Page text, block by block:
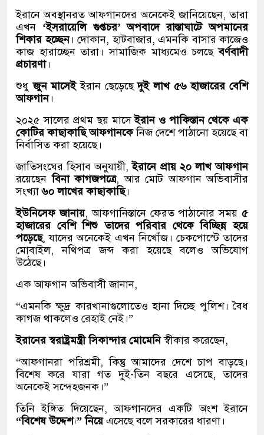
ইরানে অবস্থানরত আফগানদের অনেকেই জানিয়েছেন, তারা
এখন ‘ইসরায়েলি গুপ্তচর’ অপবাদে রাস্তাঘাটে অপমানের
শিকার হচ্ছেন। দোকান, হাটবাজার, এমনকি বাসার কাজেও
কাজ হারাচ্ছেন তারা। সামাজিক মাধ্যমেও চলছেবর্ণবাদী
প্রচারণা।
শুধুজুন মাসেইইরান ছেড়েছেদুই লাখ ৫৬ হাজারের বেশি
আফগান।
২০২৫ সালের প্রথম ছয় মাসেইরান ও পাকিস্তান থেকে এক
কোটির কাছাকাছি আফগানকেনিজ দেশে পাঠানো হয়েছে বা
নির্বাসিত করা হয়েছে।
জাতিসংঘের হিসাব অনুযায়ী,ইরানে প্রায় ২০ লাখ আফগান
রয়েছেনবিনা কাগজপত্রে, আর মোট আফগান অভিবাসীর
সংখ্যা৬০ লাখের কাছাকাছি।
ইউনিসেফ জানায়, আফগানিস্তানে ফেরত পাঠানোর সময়৫
হাজারের বেশি শিশু তাদের পরিবার থেকে বিচ্ছিন্ন হয়ে
পড়েছে, যাদের অনেকেই এখন নিখোঁজ। চেকপোস্টে তাদের
মোবাইল, নথিপত্র জব্দ করা হয়েছে বলেও অভিযোগ
উঠেছে।
এক আফগান অভিবাসী জানান,
“এমনকি ক্ষুদ্র কারখানাগুলোতেও হানা দিচ্ছে পুলিশ। বৈধ
কাগজ থাকলেও রেহাই নেই।”
ইরানের স্বরাষ্ট্রমন্ত্রী সিকান্দার মোমেনিস্বীকার করেছেন,
“আফগানরা পরিশ্রমী, কিন্তু আমাদের দেশে চাপ বাড়ছে।
বিশেষ করে যারা গত দুই-তিন বছরে এসেছে, তাদের
অনেকেই সন্দেহজনক।”
তিনি ইঙ্গিত দিয়েছেন, আফগানদের একটি অংশ ইরানে
“বিশেষ উদ্দেশ্য” নিয়েএসেছে বলে সরকারের ধারণা।